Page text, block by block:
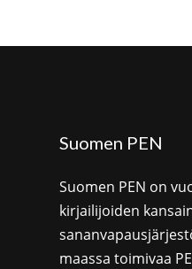
Suomen PEN
Suomen PEN on
kirjailijoiden
maassa toimivaa